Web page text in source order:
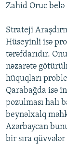
Zahid Oruc belə
Strateji
Hüseyinli isə
tərəfdarıdır.
nəzarətə
hüquqları
Qarabağda isə
pozulması halı
beynəlxalq
Azərbaycan
bir sıra